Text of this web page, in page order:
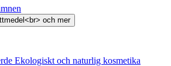
Ekologiskt och naturlig kosmetika